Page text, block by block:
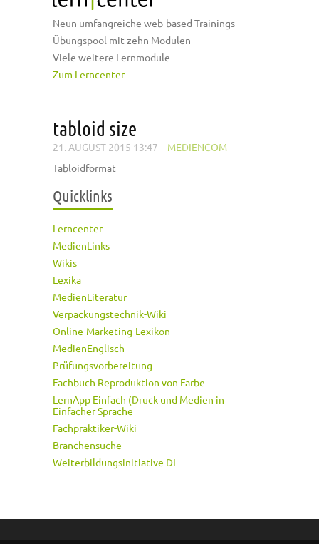
Neun umfangreiche web-based Trainings
Übungspool mit zehn Modulen
Viele weitere Lernmodule
Zum Lerncenter
tabloid size
21. AUGUST 2015 13:47 – MEDIENCOM
Tabloidformat
Quicklinks
Lerncenter
MedienLinks
Wikis
Lexika
MedienLiteratur
Verpackungstechnik-Wiki
Online-Marketing-Lexikon
MedienEnglisch
Prüfungsvorbereitung
Fachbuch Reproduktion von Farbe
LernApp Einfach (Druck und Medien in
Einfacher Sprache
Fachpraktiker-Wiki
Branchensuche
Weiterbildungsinitiative DI